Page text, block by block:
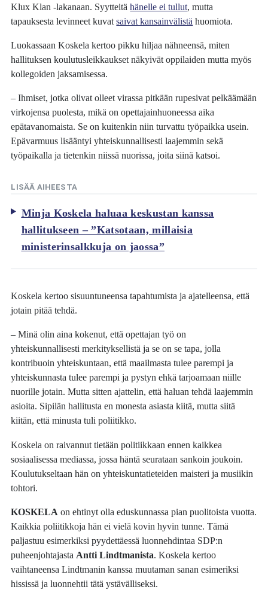
Klux Klan -lakanaan. Syytteitähänelle ei tullut, mutta
tapauksesta levinneet kuvatsaivat kansainvälistä huomiota.
Luokassaan Koskela kertoo pikku hiljaa nähneensä, miten
hallituksen koulutusleikkaukset näkyivät oppilaiden mutta myös
kollegoiden jaksamisessa.
– Ihmiset, jotka olivat olleet virassa pitkään rupesivat pelkäämään
virkojensa puolesta, mikä on opettajainhuoneessa aika
epätavanomaista. Se on kuitenkin niin turvattu työpaikka usein.
Epävarmuus lisääntyi yhteiskunnallisesti laajemmin sekä
työpaikalla ja tietenkin niissä nuorissa, joita siinä katsoi.
LISÄÄ AIHEESTA
Minja Koskela haluaa keskustan kanssa
hallitukseen – ”Katsotaan, millaisia
ministerinsalkkuja on jaossa”
Koskela kertoo sisuuntuneensa tapahtumista ja ajatelleensa, että
jotain pitää tehdä.
– Minä olin aina kokenut, että opettajan työ on
yhteiskunnallisesti merkityksellistä ja se on se tapa, jolla
kontribuoin yhteiskuntaan, että maailmasta tulee parempi ja
yhteiskunnasta tulee parempi ja pystyn ehkä tarjoamaan niille
nuorille jotain. Mutta sitten ajattelin, että haluan tehdä laajemmin
asioita. Sipilän hallitusta en monesta asiasta kiitä, mutta siitä
kiitän, että minusta tuli poliitikko.
Koskela on raivannut tietään politiikkaan ennen kaikkea
sosiaalisessa mediassa, jossa häntä seurataan sankoin joukoin.
Koulutukseltaan hän on yhteiskuntatieteiden maisteri ja musiikin
tohtori.
KOSKELA on ehtinyt olla eduskunnassa pian puolitoista vuotta.
Kaikkia poliitikkoja hän ei vielä kovin hyvin tunne. Tämä
paljastuu esimerkiksi pyydettäessä luonnehdintaa SDP:n
puheenjohtajastaAntti Lindtmanista. Koskela kertoo
vaihtaneensa Lindtmanin kanssa muutaman sanan esimeriksi
hississä ja luonnehtii tätä ystävälliseksi.